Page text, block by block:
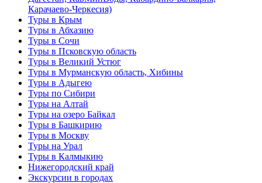
Карачаево-Черкесия)
Туры в Крым
Туры в Абхазию
Туры в Сочи
Туры в Псковскую область
Туры в Великий Устюг
Туры в Мурманскую область, Хибины
Туры в Адыгею
Туры по Сибири
Туры на Алтай
Туры на озеро Байкал
Туры в Башкирию
Туры в Москву
Туры на Урал
Туры в Калмыкию
Нижегородский край
Экскурсии в городах